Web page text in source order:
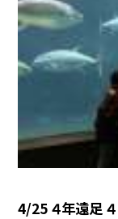
4/25 ４年遠足 ４